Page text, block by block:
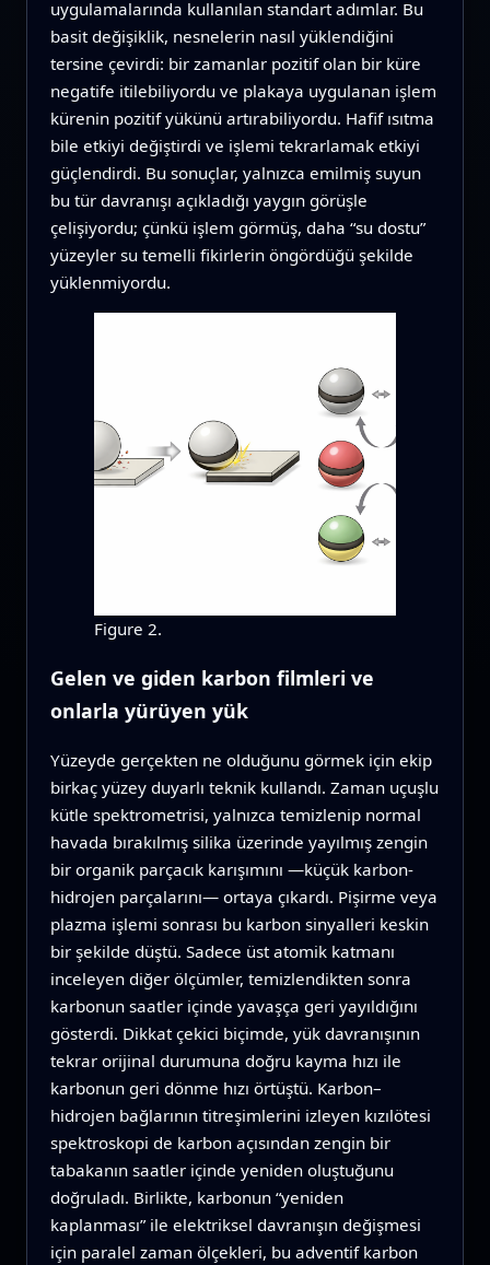
uygulamalarında kullanılan standart adımlar. Bu
basit değişiklik, nesnelerin nasıl yüklendiğini
tersine çevirdi: bir zamanlar pozitif olan bir küre
negatife itilebiliyordu ve plakaya uygulanan işlem
kürenin pozitif yükünü artırabiliyordu. Hafif ısıtma
bile etkiyi değiştirdi ve işlemi tekrarlamak etkiyi
güçlendirdi. Bu sonuçlar, yalnızca emilmiş suyun
bu tür davranışı açıkladığı yaygın görüşle
çelişiyordu; çünkü işlem görmüş, daha “su dostu”
yüzeyler su temelli fikirlerin öngördüğü şekilde
yüklenmiyordu.
Figure 2.
Gelen ve giden karbon filmleri ve
onlarla yürüyen yük
Yüzeyde gerçekten ne olduğunu görmek için ekip
birkaç yüzey duyarlı teknik kullandı. Zaman uçuşlu
kütle spektrometrisi, yalnızca temizlenip normal
havada bırakılmış silika üzerinde yayılmış zengin
bir organik parçacık karışımını —küçük karbon-
hidrojen parçalarını— ortaya çıkardı. Pişirme veya
plazma işlemi sonrası bu karbon sinyalleri keskin
bir şekilde düştü. Sadece üst atomik katmanı
inceleyen diğer ölçümler, temizlendikten sonra
karbonun saatler içinde yavaşça geri yayıldığını
gösterdi. Dikkat çekici biçimde, yük davranışının
tekrar orijinal durumuna doğru kayma hızı ile
karbonun geri dönme hızı örtüştü. Karbon–
hidrojen bağlarının titreşimlerini izleyen kızılötesi
spektroskopi de karbon açısından zengin bir
tabakanın saatler içinde yeniden oluştuğunu
doğruladı. Birlikte, karbonun “yeniden
kaplanması” ile elektriksel davranışın değişmesi
için paralel zaman ölçekleri, bu adventif karbon